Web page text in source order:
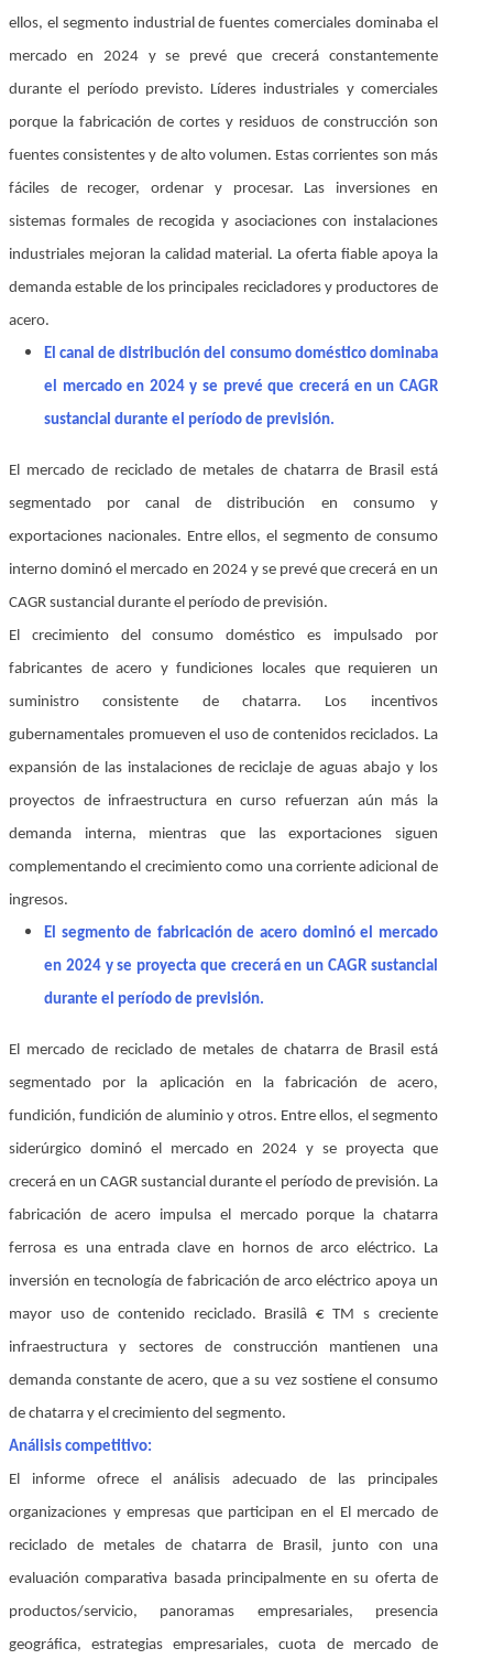
ellos, el segmento industrial de fuentes comerciales dominaba el
mercado en 2024 y se prevé que crecerá constantemente
durante el período previsto. Líderes industriales y comerciales
porque la fabricación de cortes y residuos de construcción son
fuentes consistentes y de alto volumen. Estas corrientes son más
fáciles de recoger, ordenar y procesar. Las inversiones en
sistemas formales de recogida y asociaciones con instalaciones
industriales mejoran la calidad material. La oferta fiable apoya la
demanda estable de los principales recicladores y productores de
acero.
El canal de distribución del consumo doméstico dominaba
el mercado en 2024 y se prevé que crecerá en un CAGR
sustancial durante el período de previsión.
El mercado de reciclado de metales de chatarra de Brasil está
segmentado por canal de distribución en consumo y
exportaciones nacionales. Entre ellos, el segmento de consumo
interno dominó el mercado en 2024 y se prevé que crecerá en un
CAGR sustancial durante el período de previsión.
El crecimiento del consumo doméstico es impulsado por
fabricantes de acero y fundiciones locales que requieren un
suministro consistente de chatarra. Los incentivos
gubernamentales promueven el uso de contenidos reciclados. La
expansión de las instalaciones de reciclaje de aguas abajo y los
proyectos de infraestructura en curso refuerzan aún más la
demanda interna, mientras que las exportaciones siguen
complementando el crecimiento como una corriente adicional de
ingresos.
El segmento de fabricación de acero dominó el mercado
en 2024 y se proyecta que crecerá en un CAGR sustancial
durante el período de previsión.
El mercado de reciclado de metales de chatarra de Brasil está
segmentado por la aplicación en la fabricación de acero,
fundición, fundición de aluminio y otros. Entre ellos, el segmento
siderúrgico dominó el mercado en 2024 y se proyecta que
crecerá en un CAGR sustancial durante el período de previsión. La
fabricación de acero impulsa el mercado porque la chatarra
ferrosa es una entrada clave en hornos de arco eléctrico. La
inversión en tecnología de fabricación de arco eléctrico apoya un
mayor uso de contenido reciclado. Brasilâ € TM s creciente
infraestructura y sectores de construcción mantienen una
demanda constante de acero, que a su vez sostiene el consumo
de chatarra y el crecimiento del segmento.
Análisis competitivo:
El informe ofrece el análisis adecuado de las principales
organizaciones y empresas que participan en el El mercado de
reciclado de metales de chatarra de Brasil, junto con una
evaluación comparativa basada principalmente en su oferta de
productos/servicio, panoramas empresariales, presencia
geográfica, estrategias empresariales, cuota de mercado de